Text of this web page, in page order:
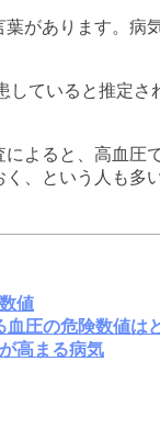
があります。病
していると推定
によると、高血
、という人も多
値
血圧の危険数値は
高まる病気